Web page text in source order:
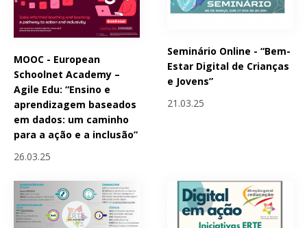
MOOC - European
Schoolnet Academy –
Agile Edu: “Ensino e
aprendizagem baseados
em dados: um caminho
para a ação e a inclusão”
26.03.25
Seminário Online - “Bem-
Estar Digital de Crianças
e Jovens”
21.03.25